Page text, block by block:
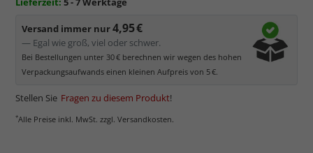
Versand immer nur4,95 €
— Egal wie groß, viel oder schwer.
Bei Bestellungen unter 30 € berechnen wir wegen des hohen
Verpackungsaufwands einen kleinen Aufpreis von 5 €.
Stellen Sie Fragen zu diesem Produkt!
*Alle Preise inkl. MwSt. zzgl. Versandkosten.